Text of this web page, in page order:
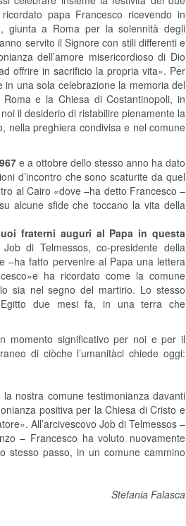
papa Francesco ricevendo in
, giunta a Roma per la solennità degli
servito il Signore con stili differenti e
dell’amore misericordioso di Dio
offrire in sacrificio la propria vita». Per
una sola celebrazione la memoria del
e la Chiesa di Costantinopoli, in
il desiderio di ristabilire pienamente la
nella preghiera condivisa e nel comune
e a ottobre dello stesso anno ha dato
d’incontro che sono scaturite da quel
al Cairo «dove –ha detto Francesco –
alcune sfide che toccano la vita della
fraterni auguri al Papa in questa
di Telmessos, co-presidente della
–ha fatto pervenire al Papa una lettera
ha ricordato come la comune
sia nel segno del martirio. Lo stesso
Egitto due mesi fa, in una terra che
momento significativo per noi e per il
di ciòche l’umanitàci chiede oggi:
nostra comune testimonianza davanti
positiva per la Chiesa di Cristo e
All’arcivescovo Job di Telmessos –
– Francesco ha voluto nuovamente
stesso passo, in un comune cammino
Stefania Falasca